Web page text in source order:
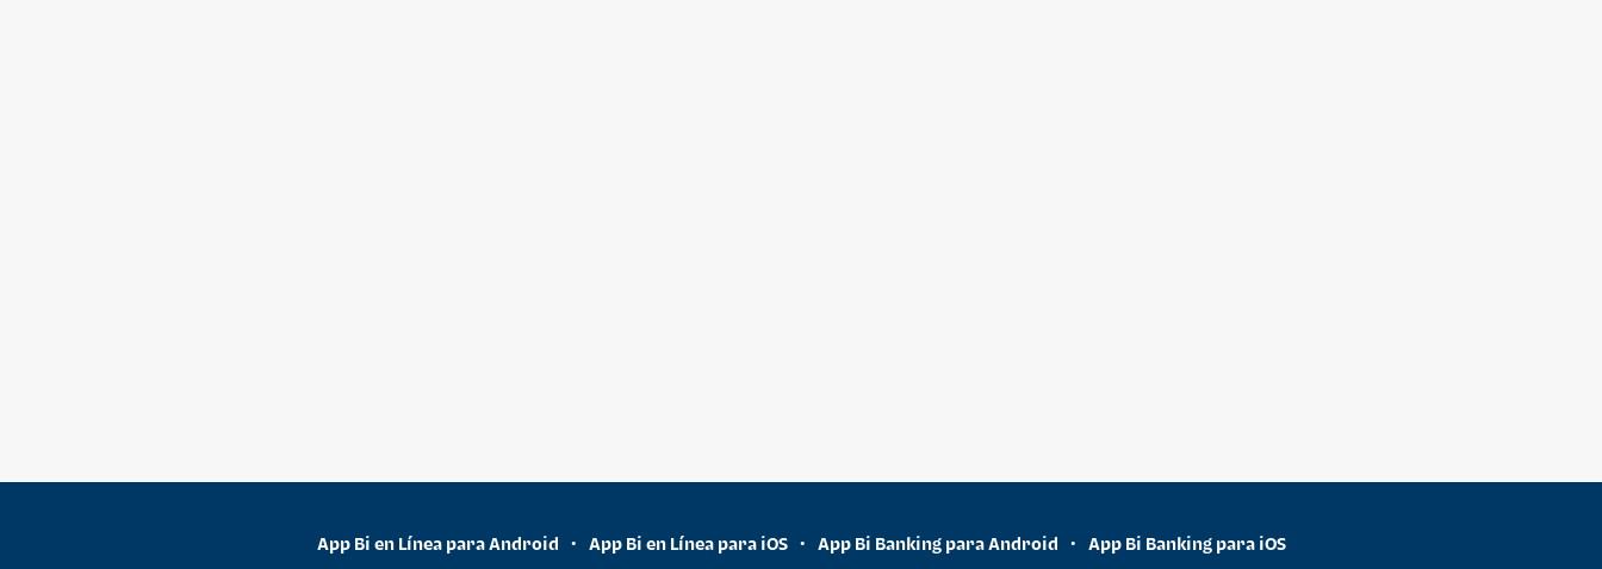
App Bi en Línea para Android • App Bi en Línea para iOS • App Bi Banking para Android • App Bi Banking para iOS